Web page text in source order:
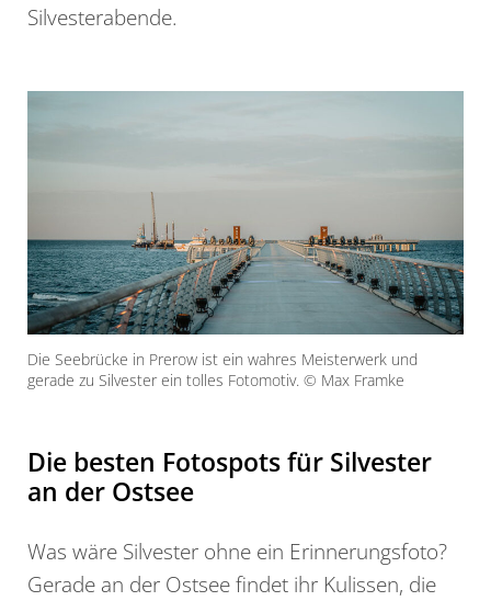
Silvesterabende.
Die Seebrücke in Prerow ist ein wahres Meisterwerk und
gerade zu Silvester ein tolles Fotomotiv. © Max Framke
Die besten Fotospots für Silvester
an der Ostsee
Was wäre Silvester ohne ein Erinnerungsfoto?
Gerade an der Ostsee findet ihr Kulissen, die